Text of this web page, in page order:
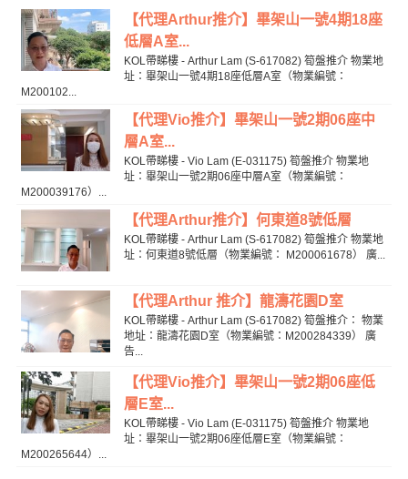
【代理Arthur推介】畢架山一號4期18座
低層A室...
KOL帶睇樓 - Arthur Lam (S-617082) 筍盤推介 物業地
址：畢架山一號4期18座低層A室（物業編號：
M200102...
【代理Vio推介】畢架山一號2期06座中
層A室...
KOL帶睇樓 - Vio Lam (E-031175) 筍盤推介 物業地
址：畢架山一號2期06座中層A室（物業編號：
M200039176）...
【代理Arthur推介】何東道8號低層
KOL帶睇樓 - Arthur Lam (S-617082) 筍盤推介 物業地
址：何東道8號低層（物業編號： M200061678） 廣...
【代理Arthur 推介】龍濤花園D室
KOL帶睇樓 - Arthur Lam (S-617082) 筍盤推介： 物業
地址：龍濤花園D室（物業編號：M200284339） 廣
告...
【代理Vio推介】畢架山一號2期06座低
層E室...
KOL帶睇樓 - Vio Lam (E-031175) 筍盤推介 物業地
址：畢架山一號2期06座低層E室（物業編號：
M200265644）...